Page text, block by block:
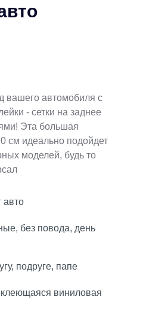
вашего автомобиля с
- сетки на заднее
Эта большая
см идеально подойдет
моделей, будь то
авто
без повода, день
подруге, папе
виниловая